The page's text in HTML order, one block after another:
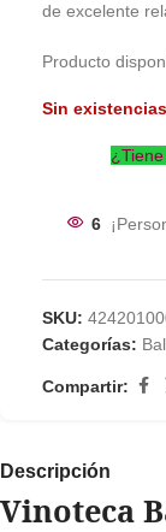
de excelente
Producto
Sin existencias
6
SKU:
Categorías:
Compartir:
Descripción
Vinoteca